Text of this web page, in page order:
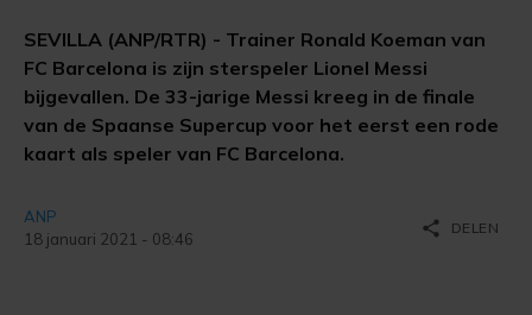
SEVILLA (ANP/RTR) - Trainer Ronald Koeman van
FC Barcelona is zijn sterspeler Lionel Messi
bijgevallen. De 33-jarige Messi kreeg in de finale
van de Spaanse Supercup voor het eerst een rode
kaart als speler van FC Barcelona.
ANP
18 januari 2021 - 08:46
share DELEN